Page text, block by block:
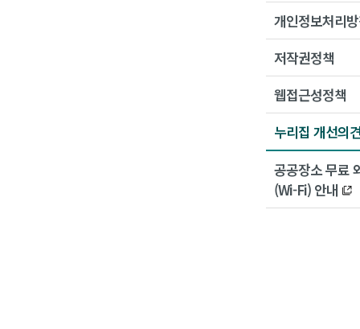
개인정보처리
저작권정책
웹접근성정책
누리집 개선의
공공장소 무료
(Wi-Fi) 안내